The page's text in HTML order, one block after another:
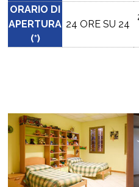
ORARIO DI
APERTURA
(*)
24 ORE SU 24